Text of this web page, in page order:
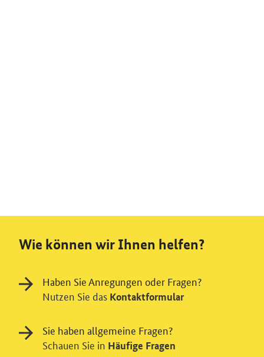
Wie können wir Ihnen helfen?
Haben Sie Anregungen oder Fragen?
Nutzen Sie das Kontaktformular
Sie haben allgemeine Fragen?
Schauen Sie in Häufige Fragen